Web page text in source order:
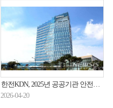
한전KDN, 2025년 공공기관 안전활동 수준평가 'A등급'
2026-04-20